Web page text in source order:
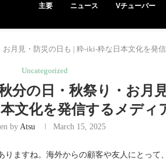
主要 ニュース Vチューバー
月見・防災の日も | 粋-iki-粋な日本文化を発
Uncategorized
分の日・秋祭り・お月
文化を発信するメディ
by Atsu March 15, 2025
ますね。海外からの顧客や友人にとって